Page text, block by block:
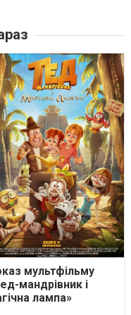
мультфільму
мандрівник і
лампа»